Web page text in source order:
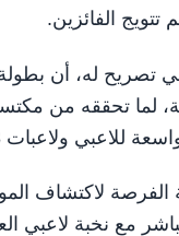
تتويج الفائزين.
له، أن بطولة
لما تحققه من
ولاعبات 43 دولة.
لاكتشاف
مع نخبة لاعبي